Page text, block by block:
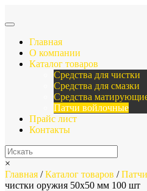
Главная
О компании
Каталог товаров
Средства для чистки
Средства для смазки
Средства
Патчи войлочные
Прайс лист
Контакты
×
Главная /Каталог товаров /
чистки оружия 50х50 мм 100 шт